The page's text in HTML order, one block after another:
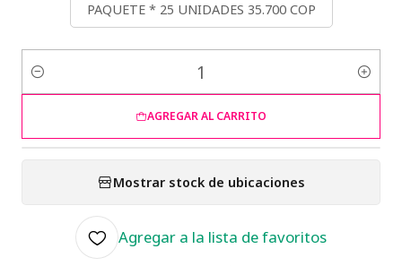
PAQUETE * 25 UNIDADES 35.700 COP
Cantidad
AGREGAR AL CARRITO
Mostrar stock de ubicaciones
Agregar a la lista de favoritos